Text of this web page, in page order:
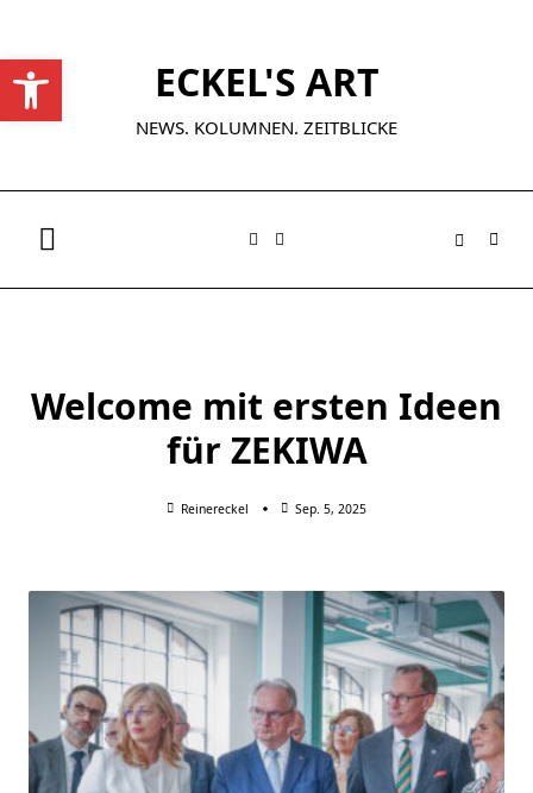
Werkzeugleiste öffnen
content
ECKEL'S ART
NEWS. KOLUMNEN. ZEITBLICKE
Welcome mit ersten Ideen
für ZEKIWA
Reinereckel Sep. 5, 2025